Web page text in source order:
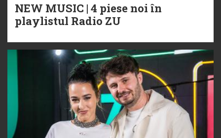
NEW MUSIC | 4 piese noi în
playlistul Radio ZU